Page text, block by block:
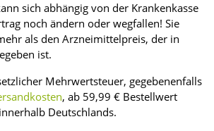
sich abhängig von der Krankenkasse
noch ändern oder wegfallen! Sie
als den Arzneimittelpreis, der in
ist.
Mehrwertsteuer, gegebenenfalls
, ab 59,99 € Bestellwert
Deutschlands.